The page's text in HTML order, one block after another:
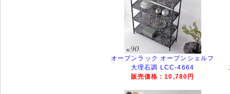
オープンラック オープンシェルフ
大理石調 LCC-4664
販売価格：10,780円